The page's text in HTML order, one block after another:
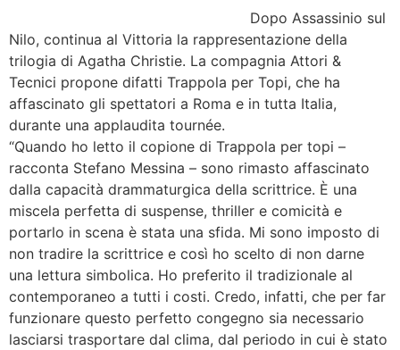
Dopo Assassinio sul
Nilo, continua al Vittoria la rappresentazione della
trilogia di Agatha Christie. La compagnia Attori &
Tecnici propone difatti Trappola per Topi, che ha
affascinato gli spettatori a Roma e in tutta Italia,
durante una applaudita tournée.
“Quando ho letto il copione di Trappola per topi –
racconta Stefano Messina – sono rimasto affascinato
dalla capacità drammaturgica della scrittrice. È una
miscela perfetta di suspense, thriller e comicità e
portarlo in scena è stata una sfida. Mi sono imposto di
non tradire la scrittrice e così ho scelto di non darne
una lettura simbolica. Ho preferito il tradizionale al
contemporaneo a tutti i costi. Credo, infatti, che per far
funzionare questo perfetto congegno sia necessario
lasciarsi trasportare dal clima, dal periodo in cui è stato